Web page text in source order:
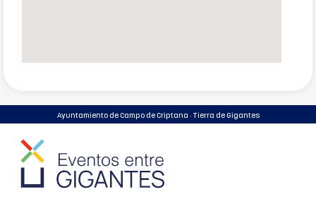
Ayuntamiento de Campo de Criptana · Tierra de Gigantes